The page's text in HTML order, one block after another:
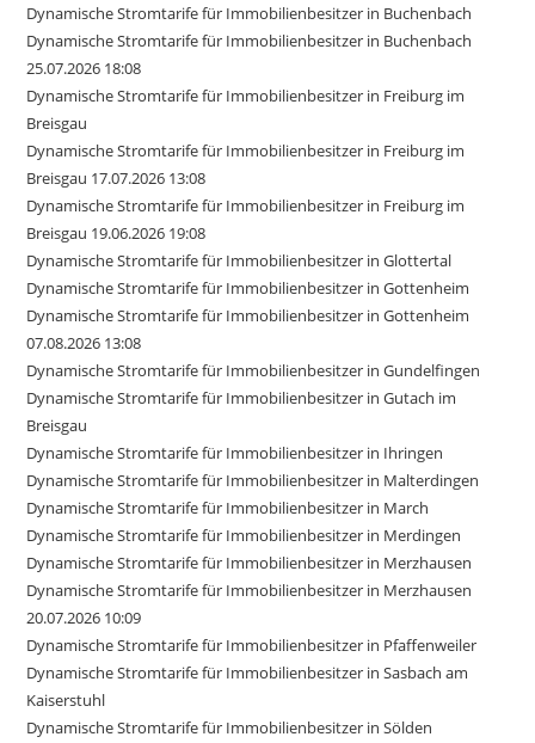
Dynamische Stromtarife für Immobilienbesitzer in Buchenbach
Dynamische Stromtarife für Immobilienbesitzer in Buchenbach
25.07.2026 18:08
Dynamische Stromtarife für Immobilienbesitzer in Freiburg im
Breisgau
Dynamische Stromtarife für Immobilienbesitzer in Freiburg im
Breisgau 17.07.2026 13:08
Dynamische Stromtarife für Immobilienbesitzer in Freiburg im
Breisgau 19.06.2026 19:08
Dynamische Stromtarife für Immobilienbesitzer in Glottertal
Dynamische Stromtarife für Immobilienbesitzer in Gottenheim
Dynamische Stromtarife für Immobilienbesitzer in Gottenheim
07.08.2026 13:08
Dynamische Stromtarife für Immobilienbesitzer in Gundelfingen
Dynamische Stromtarife für Immobilienbesitzer in Gutach im
Breisgau
Dynamische Stromtarife für Immobilienbesitzer in Ihringen
Dynamische Stromtarife für Immobilienbesitzer in Malterdingen
Dynamische Stromtarife für Immobilienbesitzer in March
Dynamische Stromtarife für Immobilienbesitzer in Merdingen
Dynamische Stromtarife für Immobilienbesitzer in Merzhausen
Dynamische Stromtarife für Immobilienbesitzer in Merzhausen
20.07.2026 10:09
Dynamische Stromtarife für Immobilienbesitzer in Pfaffenweiler
Dynamische Stromtarife für Immobilienbesitzer in Sasbach am
Kaiserstuhl
Dynamische Stromtarife für Immobilienbesitzer in Sölden